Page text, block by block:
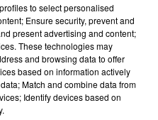
à la vie de chatelain
clip
enfin le remix de « Love
avec Kylie Minogue
to select personalised
Ensure security, prevent and
present advertising and content;
These technologies may
and browsing data to offer
based on information actively
Match and combine data from
Identify devices based on